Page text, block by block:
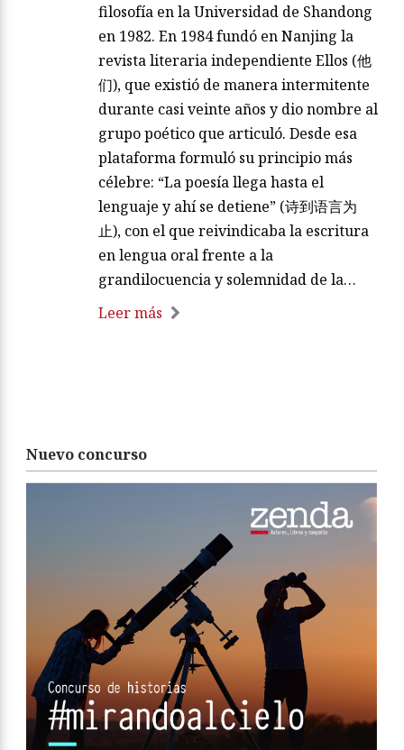
filosofía en la Universidad de Shandong
en 1982. En 1984 fundó en Nanjing la
revista literaria independiente Ellos (他
们), que existió de manera intermitente
durante casi veinte años y dio nombre al
grupo poético que articuló. Desde esa
plataforma formuló su principio más
célebre: “La poesía llega hasta el
lenguaje y ahí se detiene” (诗到语言为
止), con el que reivindicaba la escritura
en lengua oral frente a la
grandilocuencia y solemnidad de la…
Leer más
Nuevo concurso